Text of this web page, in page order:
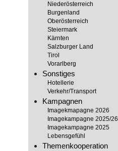
Niederösterreich
Burgenland
Oberösterreich
Steiermark
Kärnten
Salzburger Land
Tirol
Vorarlberg
Sonstiges
Hotellerie
Verkehr/Transport
Kampagnen
Imagekmapagne 2026
Imagekampagne 2025/26
Imagekampagne 2025
Lebensgefühl
Themenkooperation